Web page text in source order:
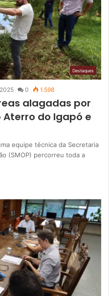
Destaques
0 1.598
alagadas por
do Igapó e
equipe técnica da Secretaria
(SMOP) percorreu toda a